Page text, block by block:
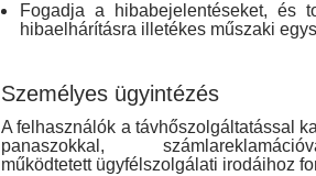
Fogadja a hibabejelentéseket, és
hibaelhárításra illetékes műszaki
Személyes ügyintézés
A felhasználók a távhőszolgáltatással
panaszokkal,
működtetett ügyfélszolgálati irodáihoz